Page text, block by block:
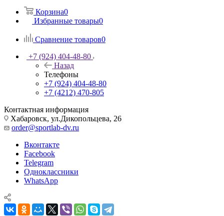
Корзина0
Избранные товары0
Сравнение товаров0
+7 (924) 404-48-80
Назад
Телефоны
+7 (924) 404-48-80
+7 (4212) 470-805
Контактная информация
Хабаровск, ул.Дикопольцева, 26
order@sportlab-dv.ru
Вконтакте
Facebook
Telegram
Одноклассники
WhatsApp